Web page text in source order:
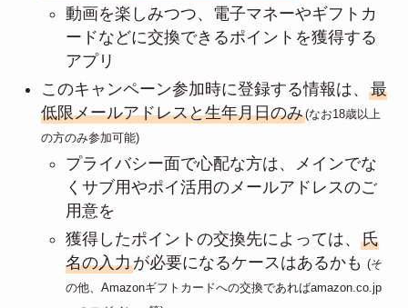
動画を楽しみつつ、電子マネーやギフトカ
ードなどに交換できるポイントを獲得する
アプリ
このキャンペーン参加時に登録する情報は、 最
低限メールアドレスと生年月日のみ(なお18歳以上
の方のみ参加可能)
プライバシー面で心配な方は、メインでな
くサブ用やポイ活用のメールアドレスのご
用意を
獲得したポイントの交換先によっては、 氏
名の入力が必要になるケースはあるかも (そ
の他、Amazonギフトカードへの交換であればamazon.co.jp